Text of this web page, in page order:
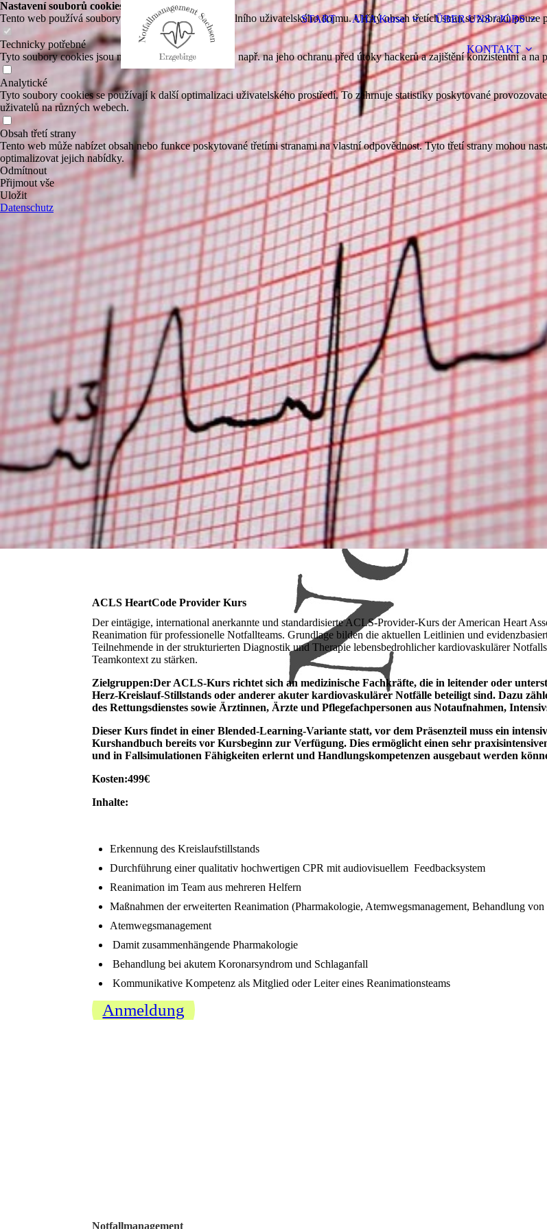
START AHA Kurse ÜBER UNS / JOBS
KONTAKT
ACLS HeartCode Provider Kurs
Der eintägige, international anerkannte und standardisierte ACLS‑Provider‑Kurs der American Heart
Reanimation für professionelle Notfallteams. Grundlage bilden die aktuellen Leitlinien und
Teilnehmende in der strukturierten Diagnostik und Therapie lebensbedrohlicher kardiovaskulärer
Teamkontext zu stärken.
Zielgruppen:Der ACLS‑Kurs richtet sich an medizinische Fachkräfte, die in leitender oder
Herz‑Kreislauf‑Stillstands oder anderer akuter kardiovaskulärer Notfälle beteiligt sind. Dazu
des Rettungsdienstes sowie Ärztinnen, Ärzte und Pflegefachpersonen aus Notaufnahmen,
Dieser Kurs findet in einer Blended-Learning-Variante statt, vor dem Präsenzteil muss ein
Kurshandbuch bereits vor Kursbeginn zur Verfügung. Dies ermöglicht einen sehr
und in Fallsimulationen Fähigkeiten erlernt und Handlungskompetenzen ausgebaut werden
Kosten:499€
Inhalte:
Erkennung des Kreislaufstillstands
Durchführung einer qualitativ hochwertigen CPR mit audiovisuellem Feedbacksystem
Reanimation im Team aus mehreren Helfern
Maßnahmen der erweiterten Reanimation (Pharmakologie, Atemwegsmanagement, Behandlung
Atemwegsmanagement
Damit zusammenhängende Pharmakologie
Behandlung bei akutem Koronarsyndrom und Schlaganfall
Kommunikative Kompetenz als Mitglied oder Leiter eines Reanimationsteams
Anmeldung
Notfallmanagement
Nastavení souborů cookies
Tento web používá soubory cookies k zajištění optimálního uživatelského dojmu. Určitý obsah třetích stran se zobrazí, pouze
Technicky potřebné
Tyto soubory cookies jsou nezbytné pro provoz webu, např. na jeho ochranu před útoky hackerů a zajištění konzistentní a
Analytické
Tyto soubory cookies se používají k další optimalizaci uživatelského prostředí. To zahrnuje statistiky poskytované
uživatelů na různých webech.
Obsah třetí strany
Tento web může nabízet obsah nebo funkce poskytované třetími stranami na vlastní odpovědnost. Tyto třetí strany mohou
optimalizovat jejich nabídky.
Odmítnout
Přijmout vše
Uložit
Datenschutz